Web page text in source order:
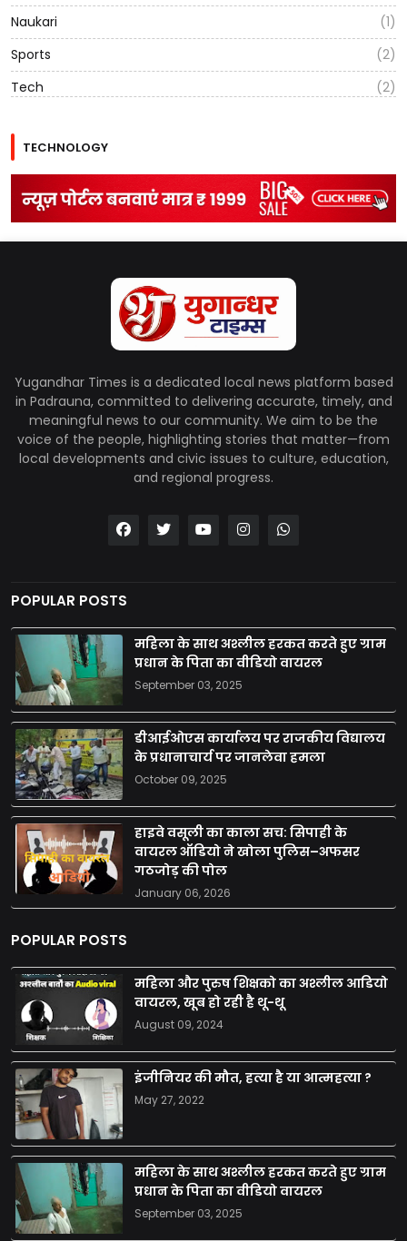
Naukari
(1)
Sports
(2)
Tech
(2)
TECHNOLOGY
Yugandhar Times is a dedicated local news platform based
in Padrauna, committed to delivering accurate, timely, and
meaningful news to our community. We aim to be the
voice of the people, highlighting stories that matter—from
local developments and civic issues to culture, education,
and regional progress.
POPULAR POSTS
महिला के साथ अश्लील हरकत करते हुए ग्राम
प्रधान के पिता का वीडियो वायरल
September 03, 2025
डीआईओएस कार्यालय पर राजकीय विद्यालय
के प्रधानाचार्य पर जानलेवा हमला
October 09, 2025
हाइवे वसूली का काला सच: सिपाही के
वायरल ऑडियो ने खोला पुलिस–अफसर
गठजोड़ की पोल
January 06, 2026
POPULAR POSTS
महिला और पुरुष शिक्षको का अश्लील आडियो
वायरल, खूब हो रही है थू-थू
August 09, 2024
इंजीनियर की मौत, हत्या है या आत्महत्या ?
May 27, 2022
महिला के साथ अश्लील हरकत करते हुए ग्राम
प्रधान के पिता का वीडियो वायरल
September 03, 2025